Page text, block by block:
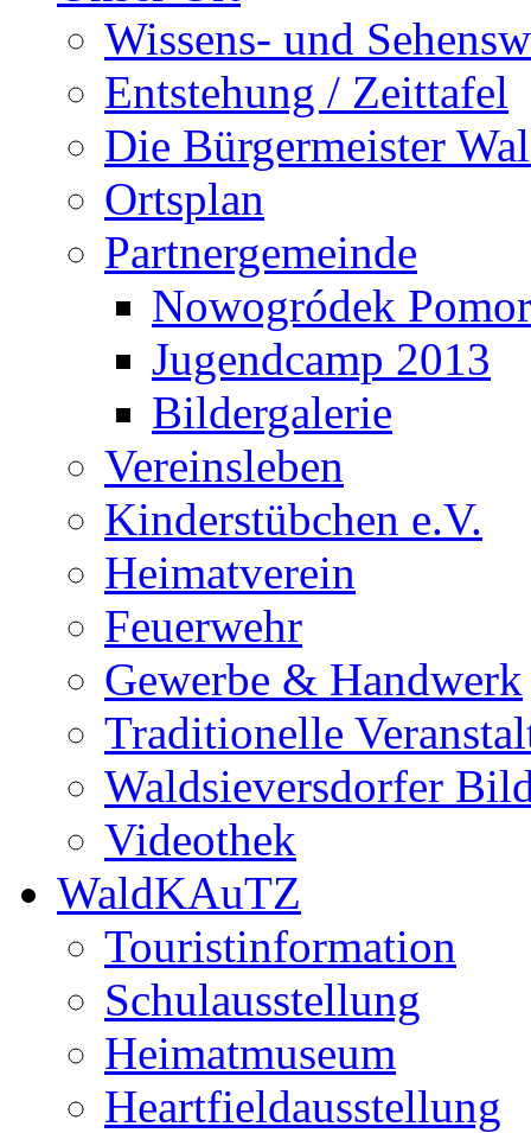
Wissens- und
Entstehung / Zeittafel
Die Bürgermeister
Ortsplan
Partnergemeinde
Nowogródek
Jugendcamp 2013
Bildergalerie
Vereinsleben
Kinderstübchen e.V.
Heimatverein
Feuerwehr
Gewerbe & Handwerk
Traditionelle
Waldsieversdorfer
Videothek
WaldKAuTZ
Touristinformation
Schulausstellung
Heimatmuseum
Heartfieldausstellung